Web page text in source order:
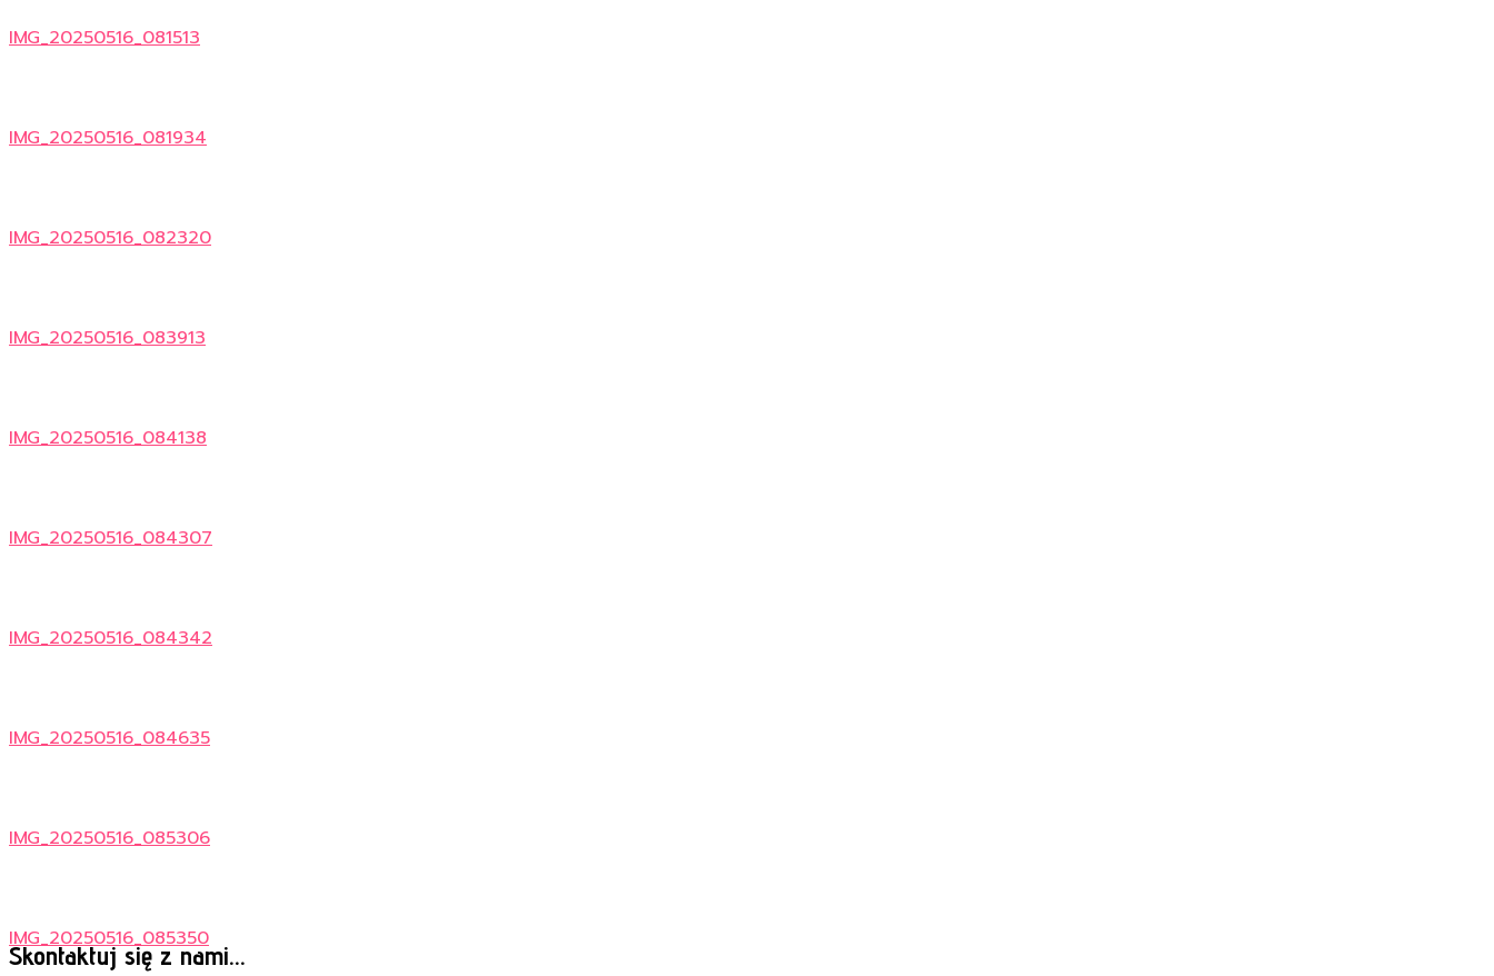
IMG_20250516_081513
IMG_20250516_081934
IMG_20250516_082320
IMG_20250516_083913
IMG_20250516_084138
IMG_20250516_084307
IMG_20250516_084342
IMG_20250516_084635
IMG_20250516_085306
IMG_20250516_085350
Skontaktuj się z nami...